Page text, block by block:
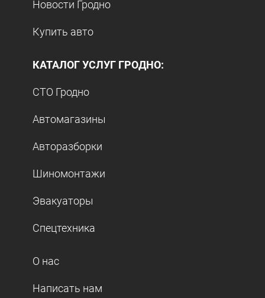
Новости Гродно
Купить авто
КАТАЛОГ УСЛУГ ГРОДНО:
СТО Гродно
Автомагазины
Авторазборки
Шиномонтажи
Эвакуаторы
Спецтехника
О нас
Написать нам